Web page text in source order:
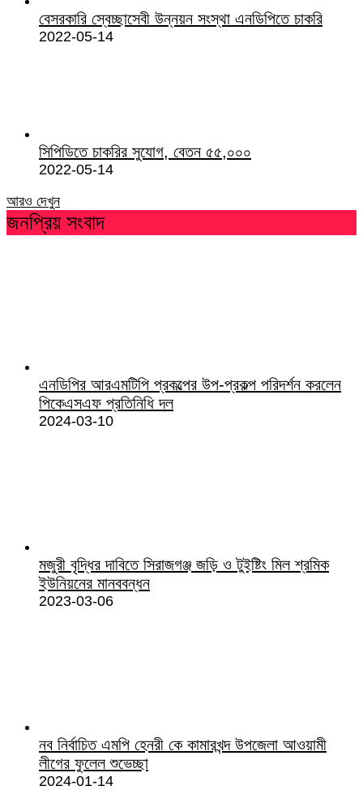
বেসরকারি স্বেচ্ছাসেবী উন্নয়ন সংস্থা এনডিপিতে চাকরি
2022-05-14
সিপিডিতে চাকরির সুযোগ, বেতন ৫৫,০০০
2022-05-14
আরও দেখুন
জনপ্রিয় সংবাদ
এনডিপির আরএমটিপি প্রকল্পের উপ-প্রকল্প পরিদর্শন করলেন
পিকেএসএফ প্রতিনিধি দল
2024-03-10
মজুরী বৃদ্ধির দাবিতে সিরাজগঞ্জ জড়ি ও টুইষ্টিং মিল শ্রমিক
ইউনিয়নের মানববন্ধন
2023-03-06
নব নির্বাচিত এমপি হেনরী কে কামারখন্দ উপজেলা আওয়ামী
লীগের ফুলেল শুভেচ্ছা
2024-01-14